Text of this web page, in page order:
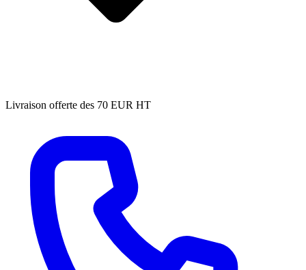
Livraison offerte des 70 EUR HT